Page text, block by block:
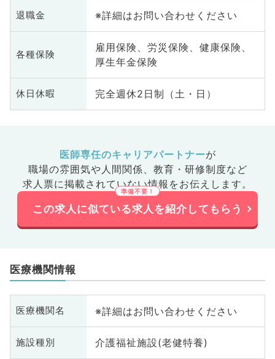
退職金 ※詳細はお問い合わせください
各種保険
雇用保険、労災保険、健康保険、
厚生年金保険
休日休暇 完全週休2日制（土・日）
医師専任のキャリアパートナーが
職場の雰囲気や人間関係、 教育・研修制度など
求人票に掲載されていない情報をお伝えします。
この求人に似ている求人を紹介してもらう
医療機関情報
医療機関名 ※詳細はお問い合わせください
施設種別 介護福祉施設(老健特養)